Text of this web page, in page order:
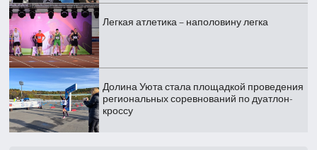
Легкая атлетика – наполовину легка
Долина Уюта стала площадкой проведения
региональных соревнований по дуатлон-
кроссу